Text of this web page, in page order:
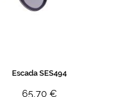
Escada SES494
65,70 €